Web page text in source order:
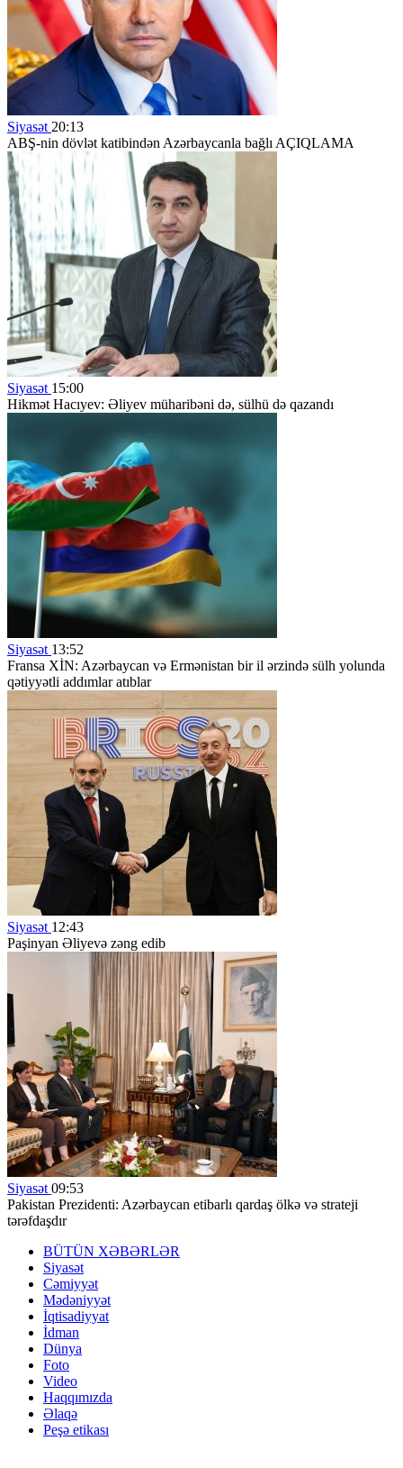
Siyasət 20:13
ABŞ-nin dövlət katibindən Azərbaycanla bağlı AÇIQLAMA
Siyasət 15:00
Hikmət Hacıyev: Əliyev müharibəni də, sülhü də qazandı
Siyasət 13:52
Fransa XİN: Azərbaycan və Ermənistan bir il ərzində sülh yolunda
qətiyyətli addımlar atıblar
Siyasət 12:43
Paşinyan Əliyevə zəng edib
Siyasət 09:53
Pakistan Prezidenti: Azərbaycan etibarlı qardaş ölkə və strateji
tərəfdaşdır
BÜTÜN XƏBƏRLƏR
Siyasət
Cəmiyyət
Mədəniyyət
İqtisadiyyat
İdman
Dünya
Foto
Video
Haqqımızda
Əlaqə
Peşə etikası